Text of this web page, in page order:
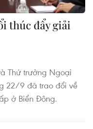
thúc đẩy giải
Thứ trưởng Ngoại
22/9 đã trao đổi về
ở Biển Đông.